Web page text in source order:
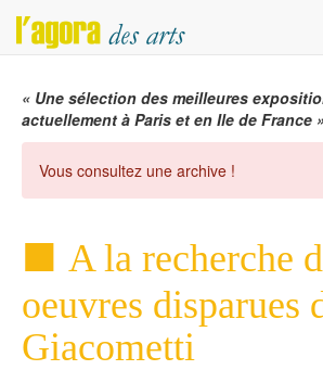
« Une sélection des meilleures
actuellement à Paris et en Ile de France »
Vous consultez une archive !
A la recherche
oeuvres disparues
Giacometti